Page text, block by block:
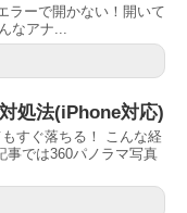
ラーで開かない！開いて
なアナ...
処法(iPhone対応)
すぐ落ちる！ こんな経
事では360パノラマ写真